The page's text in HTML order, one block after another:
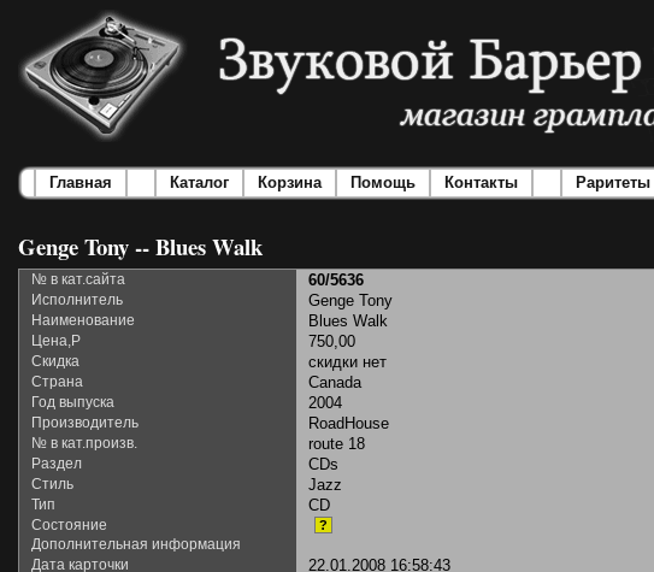
Главная Каталог Корзина Помощь Контакты Раритеты
Genge Tony -- Blues Walk
№ в кат.сайта 60/5636
Исполнитель Genge Tony
Наименование Blues Walk
Цена,Р 750,00
Скидка скидки нет
Страна Canada
Год выпуска 2004
Производитель RoadHouse
№ в кат.произв. route 18
Раздел CDs
Стиль Jazz
Тип CD
Состояние ?
Дополнительная информация
Дата карточки
22.01.2008 16:58:43